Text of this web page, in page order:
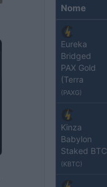
Nome
Eureka
Bridged
PAX Gold
(Terra
(PAXG)
Kinza
Babylon
Staked BTC
(KBTC)